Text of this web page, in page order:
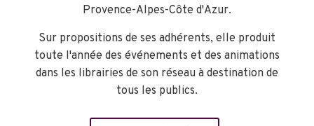
Provence-Alpes-Côte d'Azur.
Sur propositions de ses adhérents, elle produit
toute l'année des événements et des animations
dans les librairies de son réseau à destination de
tous les publics.